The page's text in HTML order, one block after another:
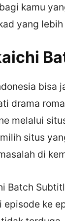
kamu
yang lebih
bisa
drama
melalui
situs
di
Batch
ke